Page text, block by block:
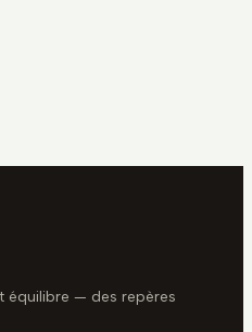
équilibre — des repères